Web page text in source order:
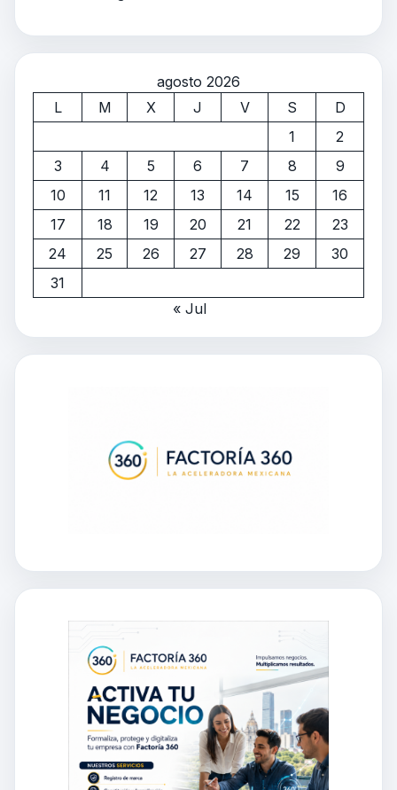
agosto 2026
L
M X J V S
D
1
2
3
4 5 6 7 8
9
10
11 12 13 14 15
16
17
18 19 20 21 22
23
24
25 26 27 28 29
30
31
« Jul